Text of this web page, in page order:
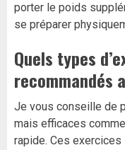
porter le poids
se préparer
Quels types
recommandés
Je vous conseille de
mais efficaces
rapide. Ces